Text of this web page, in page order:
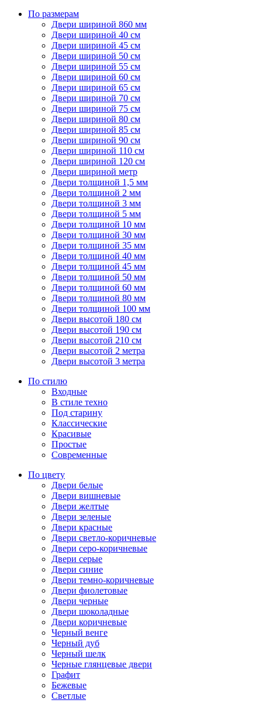
По размерам
Двери шириной 860 мм
Двери шириной 40 см
Двери шириной 45 см
Двери шириной 50 см
Двери шириной 55 см
Двери шириной 60 см
Двери шириной 65 см
Двери шириной 70 см
Двери шириной 75 см
Двери шириной 80 см
Двери шириной 85 см
Двери шириной 90 см
Двери шириной 110 см
Двери шириной 120 см
Двери шириной метр
Двери толщиной 1,5 мм
Двери толщиной 2 мм
Двери толщиной 3 мм
Двери толщиной 5 мм
Двери толщиной 10 мм
Двери толщиной 30 мм
Двери толщиной 35 мм
Двери толщиной 40 мм
Двери толщиной 45 мм
Двери толщиной 50 мм
Двери толщиной 60 мм
Двери толщиной 80 мм
Двери толщиной 100 мм
Двери высотой 180 см
Двери высотой 190 см
Двери высотой 210 см
Двери высотой 2 метра
Двери высотой 3 метра
По стилю
Входные
В стиле техно
Под старину
Классические
Красивые
Простые
Современные
По цвету
Двери белые
Двери вишневые
Двери желтые
Двери зеленые
Двери красные
Двери светло-коричневые
Двери серо-коричневые
Двери серые
Двери синие
Двери темно-коричневые
Двери фиолетовые
Двери черные
Двери шоколадные
Двери коричневые
Черный венге
Черный дуб
Черный шелк
Черные глянцевые двери
Графит
Бежевые
Светлые